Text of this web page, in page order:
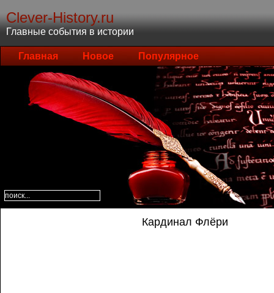
Clever-History.ru
Главные события в истории
Главная Новое Популярное
Кардинал Флёри